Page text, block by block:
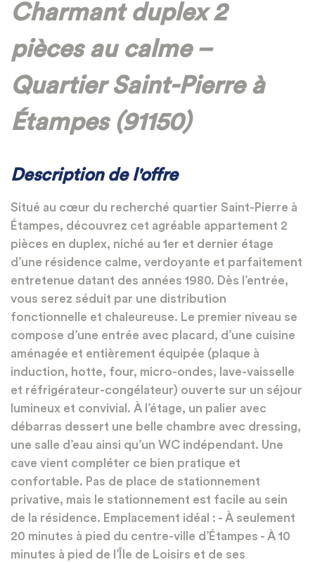
Charmant duplex 2
pièces au calme –
Quartier Saint-Pierre à
Étampes (91150)
Description de l'offre
Situé au cœur du recherché quartier Saint-Pierre à
Étampes, découvrez cet agréable appartement 2
pièces en duplex, niché au 1er et dernier étage
d’une résidence calme, verdoyante et parfaitement
entretenue datant des années 1980. Dès l’entrée,
vous serez séduit par une distribution
fonctionnelle et chaleureuse. Le premier niveau se
compose d’une entrée avec placard, d’une cuisine
aménagée et entièrement équipée (plaque à
induction, hotte, four, micro-ondes, lave-vaisselle
et réfrigérateur-congélateur) ouverte sur un séjour
lumineux et convivial. À l’étage, un palier avec
débarras dessert une belle chambre avec dressing,
une salle d’eau ainsi qu’un WC indépendant. Une
cave vient compléter ce bien pratique et
confortable. Pas de place de stationnement
privative, mais le stationnement est facile au sein
de la résidence. Emplacement idéal : - À seulement
20 minutes à pied du centre-ville d’Étampes - À 10
minutes à pied de l’Île de Loisirs et de ses